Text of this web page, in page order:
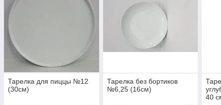
Тарелка для пиццы №12
(30см)
Тарелка без бортиков
№6,25 (16см)
40